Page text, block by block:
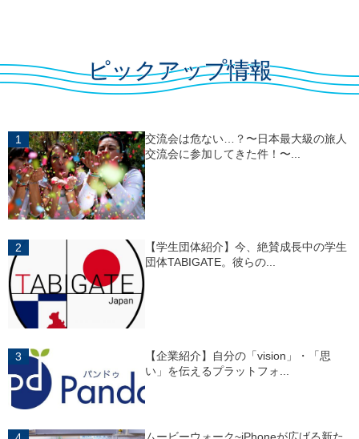
ピックアップ情報
交流会は危ない…？〜日本最大級の旅人
交流会に参加してきた件！〜...
【学生団体紹介】今、絶賛成長中の学生
団体TABIGATE。彼らの...
【企業紹介】自分の「vision」・「思
い」を伝えるプラットフォ...